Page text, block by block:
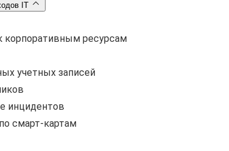
IT
ресурсам
учетных записей
инцидентов
смарт-картам